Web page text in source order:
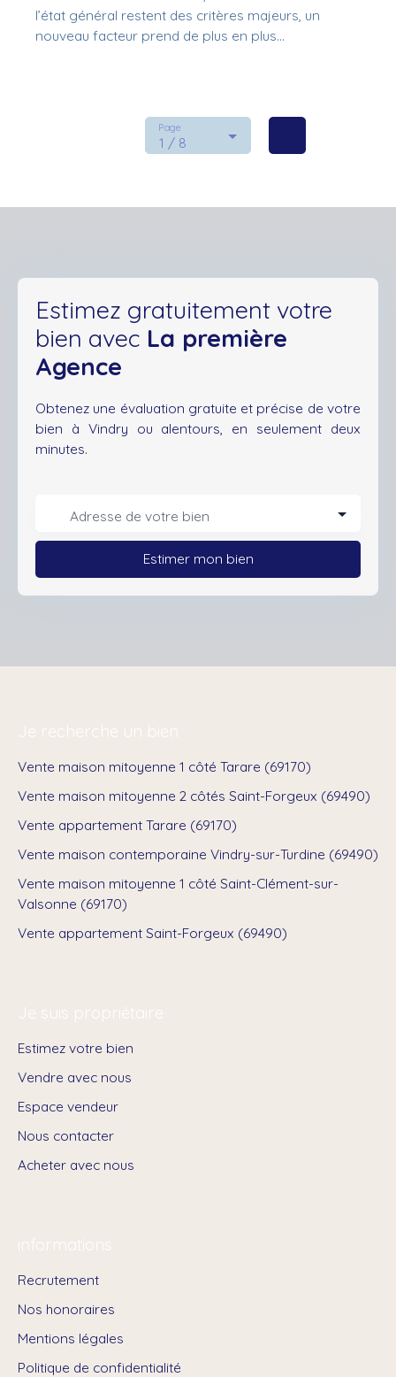
l’état général restent des critères majeurs, un
nouveau facteur prend de plus en plus
décote pour les logements. Décryptage.
1 / 8
Page
Estimez gratuitement votre
bien avec La première
Agence
Obtenez une évaluation gratuite et précise de votre
bien à Vindry ou alentours, en seulement deux
minutes.
Adresse de votre bien
Estimer mon bien
Je recherche un bien
Vente maison mitoyenne 1 côté Tarare (69170)
Vente maison mitoyenne 2 côtés Saint-Forgeux (69490)
Vente appartement Tarare (69170)
Vente maison contemporaine Vindry-sur-Turdine (69490)
Vente maison mitoyenne 1 côté Saint-Clément-sur-
Valsonne (69170)
Vente appartement Saint-Forgeux (69490)
Je suis propriétaire
Estimez votre bien
Vendre avec nous
Espace vendeur
Nous contacter
Acheter avec nous
informations
Recrutement
Nos honoraires
Mentions légales
Politique de confidentialité